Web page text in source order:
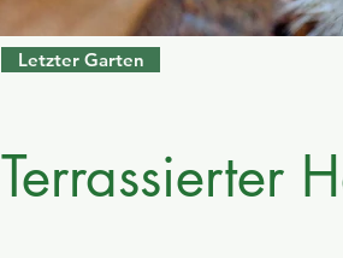
Letzter Garten
Terrassierter